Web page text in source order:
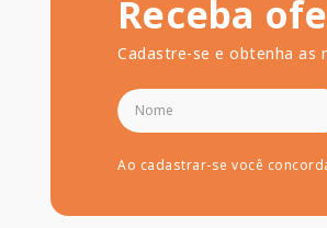
Receba
Cadastre-se e obtenha as
Ao cadastrar-se você